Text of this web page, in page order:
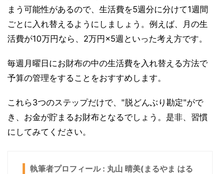
まう可能性があるので、生活費を5週分に分けて1週間
ごとに入れ替えるようにしましょう。例えば、月の生
活費が10万円なら、2万円×5週といった考え方です。
毎週月曜日にお財布の中の生活費を入れ替える方法で
予算の管理をすることをおすすめします。
これら3つのステップだけで、"脱どんぶり勘定"がで
き、お金が貯まるお財布となるでしょう。是非、習慣
にしてみてください。
執筆者プロフィール : 丸山 晴美(まるやま はる